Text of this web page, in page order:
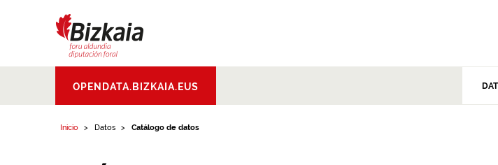
Aldundia.Diputacion
Foral de Bizkaia
OPENDATA.BIZKAIA.EUS
Inicio Datos Catálogo de datos